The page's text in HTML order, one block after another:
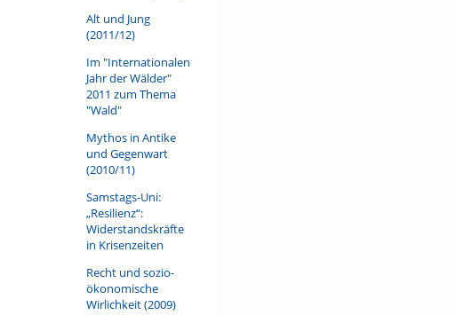
Alt und Jung
(2011/12)
Im "Internationalen
Jahr der Wälder"
2011 zum Thema
"Wald"
Mythos in Antike
und Gegenwart
(2010/11)
Samstags-Uni:
„Resilienz“:
Widerstandskräfte
in Krisenzeiten
Recht und sozio-
ökonomische
Wirlichkeit (2009)